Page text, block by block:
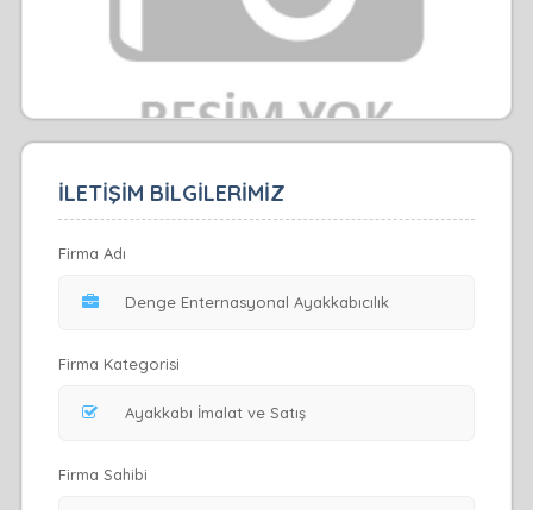
İLETİŞİM BİLGİLERİMİZ
Firma Adı
Firma Kategorisi
Firma Sahibi